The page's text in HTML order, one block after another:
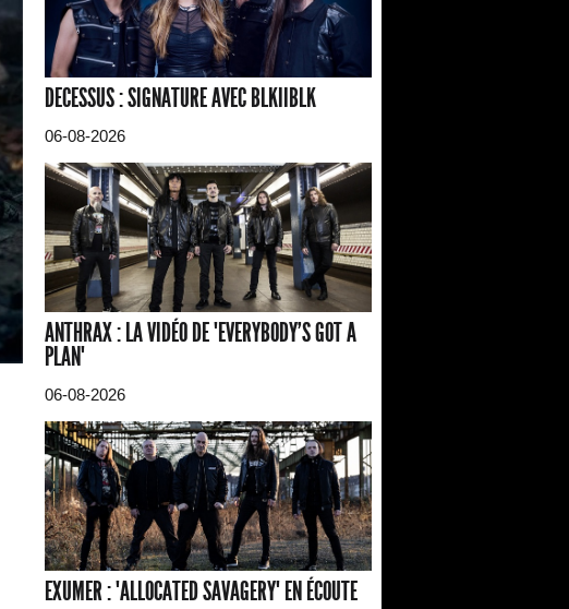
DECESSUS : SIGNATURE AVEC BLKIIBLK
06-08-2026
ANTHRAX : LA VIDÉO DE "EVERYBODY'S GOT A
PLAN"
06-08-2026
EXUMER : "ALLOCATED SAVAGERY" EN ÉCOUTE